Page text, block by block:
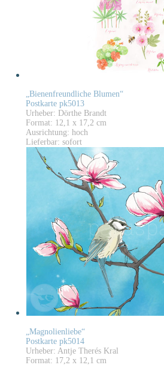
„Bienenfreundliche Blumen“
Postkarte pk5013
Urheber: Dörthe Brandt
Format: 12,1 x 17,2 cm
Ausrichtung: hoch
Lieferbar: sofort
„Magnolienliebe“
Postkarte pk5014
Urheber: Antje Therés Kral
Format: 17,2 x 12,1 cm